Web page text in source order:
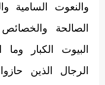
والنعوت السامية
الصالحة
البيوت الكبار
الرجال الذين